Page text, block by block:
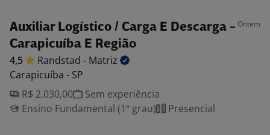
Auxiliar Logístico / Carga E Descarga -
Carapicuíba E Região
Ontem
4,5 Randstad - Matriz
Carapicuíba - SP
R$ 2.030,00
Sem experiência
Ensino Fundamental (1º grau)
Presencial